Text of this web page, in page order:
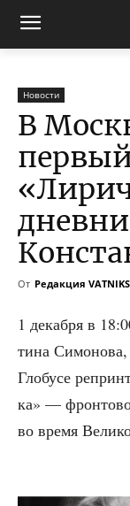
Новости
В
От Редакция
1 декаб­ря в
ти­на Симо­но­ва,
Гло­бу­се
ка» —
во вре­мя